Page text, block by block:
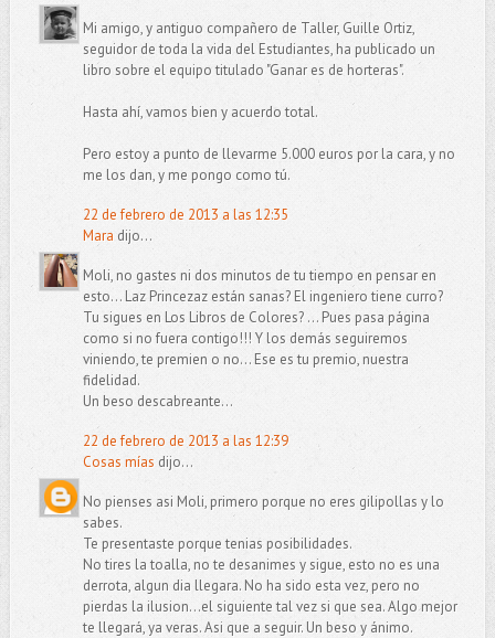
Mi amigo, y antiguo compañero de Taller, Guille Ortiz,
seguidor de toda la vida del Estudiantes, ha publicado un
libro sobre el equipo titulado "Ganar es de horteras".
Hasta ahí, vamos bien y acuerdo total.
Pero estoy a punto de llevarme 5.000 euros por la cara, y no
me los dan, y me pongo como tú.
22 de febrero de 2013 a las 12:35
Mara dijo...
Moli, no gastes ni dos minutos de tu tiempo en pensar en
esto... Laz Princezaz están sanas? El ingeniero tiene curro?
Tu sigues en Los Libros de Colores? ... Pues pasa página
como si no fuera contigo!!! Y los demás seguiremos
viniendo, te premien o no... Ese es tu premio, nuestra
fidelidad.
Un beso descabreante...
22 de febrero de 2013 a las 12:39
Cosas mías dijo...
No pienses asi Moli, primero porque no eres gilipollas y lo
sabes.
Te presentaste porque tenias posibilidades.
No tires la toalla, no te desanimes y sigue, esto no es una
derrota, algun dia llegara. No ha sido esta vez, pero no
pierdas la ilusion...el siguiente tal vez si que sea. Algo mejor
te llegará, ya veras. Asi que a seguir. Un beso y ánimo.